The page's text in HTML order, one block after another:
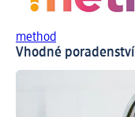
method
Vhodné poradenství